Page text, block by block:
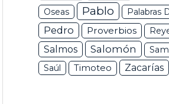
Oseas
Pablo Palabras
Pedro Proverbios
Salmos
Salomón
Saúl
Timoteo Zacarías